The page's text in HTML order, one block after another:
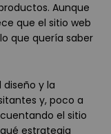
Aunque
que el sitio web
que quería saber
diseño y la
y, poco a
el sitio
estrategia